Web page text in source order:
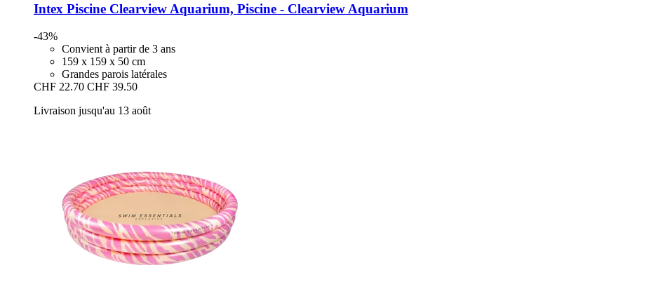
Intex Piscine Clearview Aquarium, Piscine -​ Clearview Aquarium
-43%
Convient à partir de 3 ans
159 x 159 x 50 cm
Grandes parois latérales
CHF 22.70 CHF 39.50
Livraison jusqu'au 13 août